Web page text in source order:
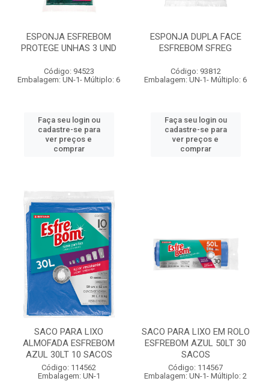
ESPONJA ESFREBOM
PROTEGE UNHAS 3 UND
Código: 94523
Embalagem: UN-1- Múltiplo: 6
Faça seu login ou
cadastre-se para
ver preços e
comprar
ESPONJA DUPLA FACE
ESFREBOM SFREG
Código: 93812
Embalagem: UN-1- Múltiplo: 6
Faça seu login ou
cadastre-se para
ver preços e
comprar
SACO PARA LIXO
ALMOFADA ESFREBOM
AZUL 30LT 10 SACOS
Código: 114562
Embalagem: UN-1
SACO PARA LIXO EM ROLO
ESFREBOM AZUL 50LT 30
SACOS
Código: 114567
Embalagem: UN-1- Múltiplo: 2